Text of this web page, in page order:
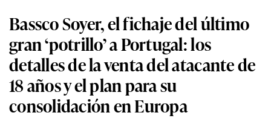
Bassco Soyer, el fichaje del último
gran ‘potrillo’ a Portugal: los
detalles de la venta del atacante de
18 años y el plan para su
consolidación en Europa